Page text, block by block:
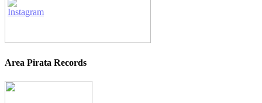
Area Pirata Records